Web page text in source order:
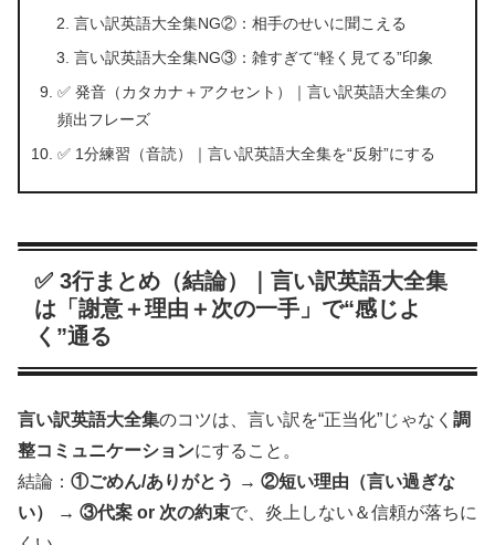
言い訳英語大全集NG②：相手のせいに聞こえる
言い訳英語大全集NG③：雑すぎて“軽く見てる”印象
✅ 発音（カタカナ＋アクセント）｜言い訳英語大全集の
頻出フレーズ
✅ 1分練習（音読）｜言い訳英語大全集を“反射”にする
✅ 3行まとめ（結論）｜言い訳英語大全集
は「謝意＋理由＋次の一手」で“感じよ
く”通る
言い訳英語大全集のコツは、言い訳を“正当化”じゃなく 調
整コミュニケーションにすること。
結論： ①ごめん/ありがとう → ②短い理由（言い過ぎな
い） → ③代案 or 次の約束で、炎上しない＆信頼が落ちに